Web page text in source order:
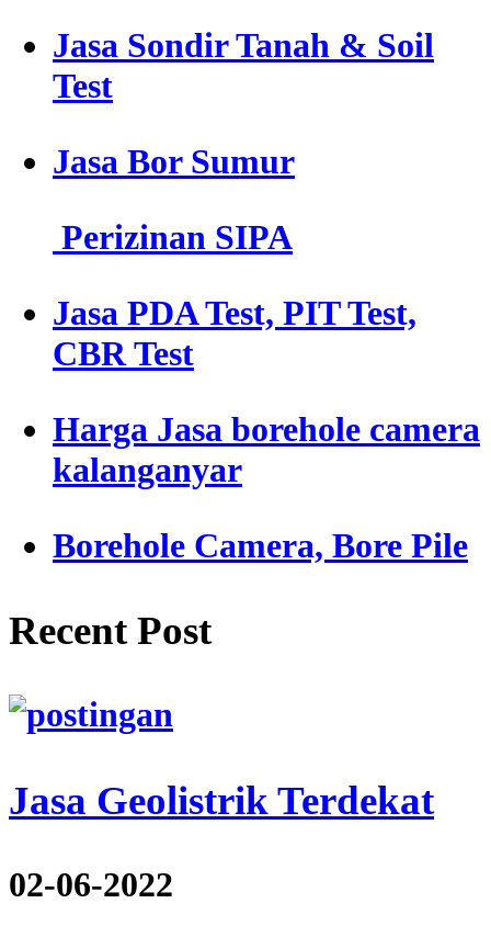
Jasa Sondir Tanah & Soil
Test
Jasa Bor Sumur
Perizinan SIPA
Jasa PDA Test, PIT Test,
CBR Test
Harga Jasa borehole camera
kalanganyar
Borehole Camera, Bore Pile
Recent Post
Jasa Geolistrik Terdekat
02-06-2022